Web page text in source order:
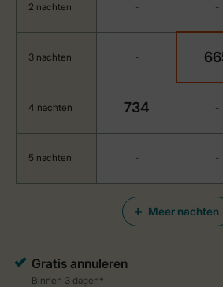
Meer nachten
2 nachten - -
3 nachten -
4 nachten 734 -
5 nachten - -